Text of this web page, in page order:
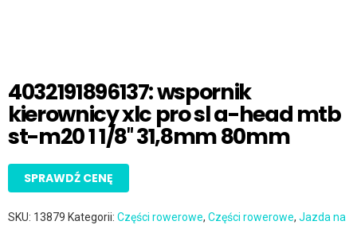
4032191896137: wspornik
kierownicy xlc pro sl a-head mtb
st-m20 1 1/8″ 31,8mm 80mm
SPRAWDŹ CENĘ
SKU: 13879 Kategorii: Części rowerowe, Części rowerowe, Jazda na